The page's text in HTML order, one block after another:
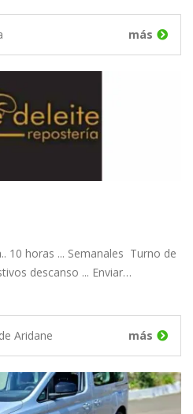
más
10 horas ... Semanales Turno de
descanso ... Enviar…
Aridane más